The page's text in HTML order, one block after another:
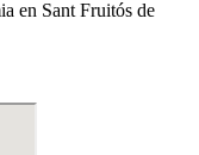
en Sant Fruitós de